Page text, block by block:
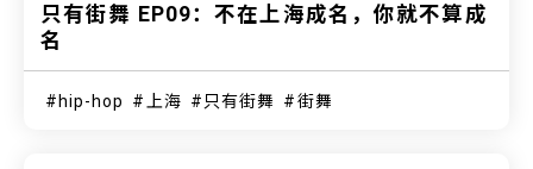
只有街舞 EP09：不在上海成名，你就不算成
名
hip-hop 上海 只有街舞 街舞